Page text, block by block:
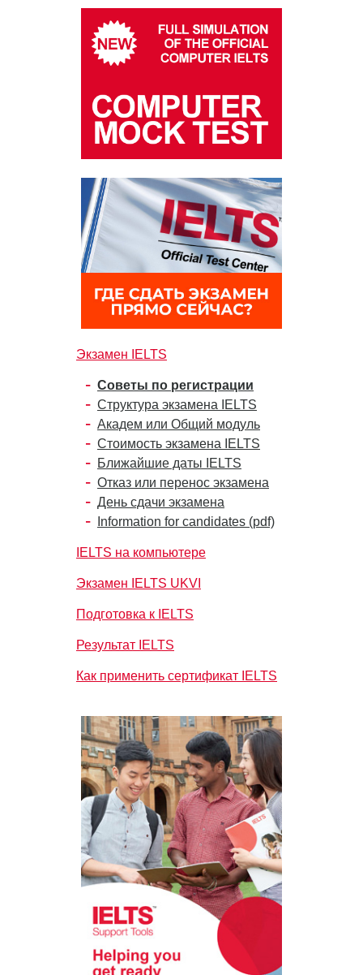
Экзамен IELTS
Советы по регистрации
Структура экзамена IELTS
Академ или Общий модуль
Стоимость экзамена IELTS
Ближайшие даты IELTS
Отказ или перенос экзамена
День сдачи экзамена
Information for candidates (pdf)
IELTS на компьютере
Экзамен IELTS UKVI
Подготовка к IELTS
Результат IELTS
Как применить сертификат IELTS